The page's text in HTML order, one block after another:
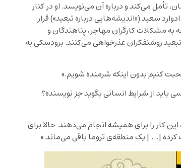
تأمل می‌کند و درباره آن می‌نویسد. او در کنار
سعید («اندیشه‌هایی درباره تبعید») قرار
به مشکلات کارگران مهاجر، پناهندگان و
روشنفکران عذرخواهی می‌کنند. برودسکی به
کنیم بدون اینکه شرمنده شویم.»
باید از شرایط انسانی بگوید جز نویسنده؟
کار را برای همیشه انجام می‌دهند. حالا برای
کرده [… ] یک منطقه‌ی تروما باقی می‌ماند.»